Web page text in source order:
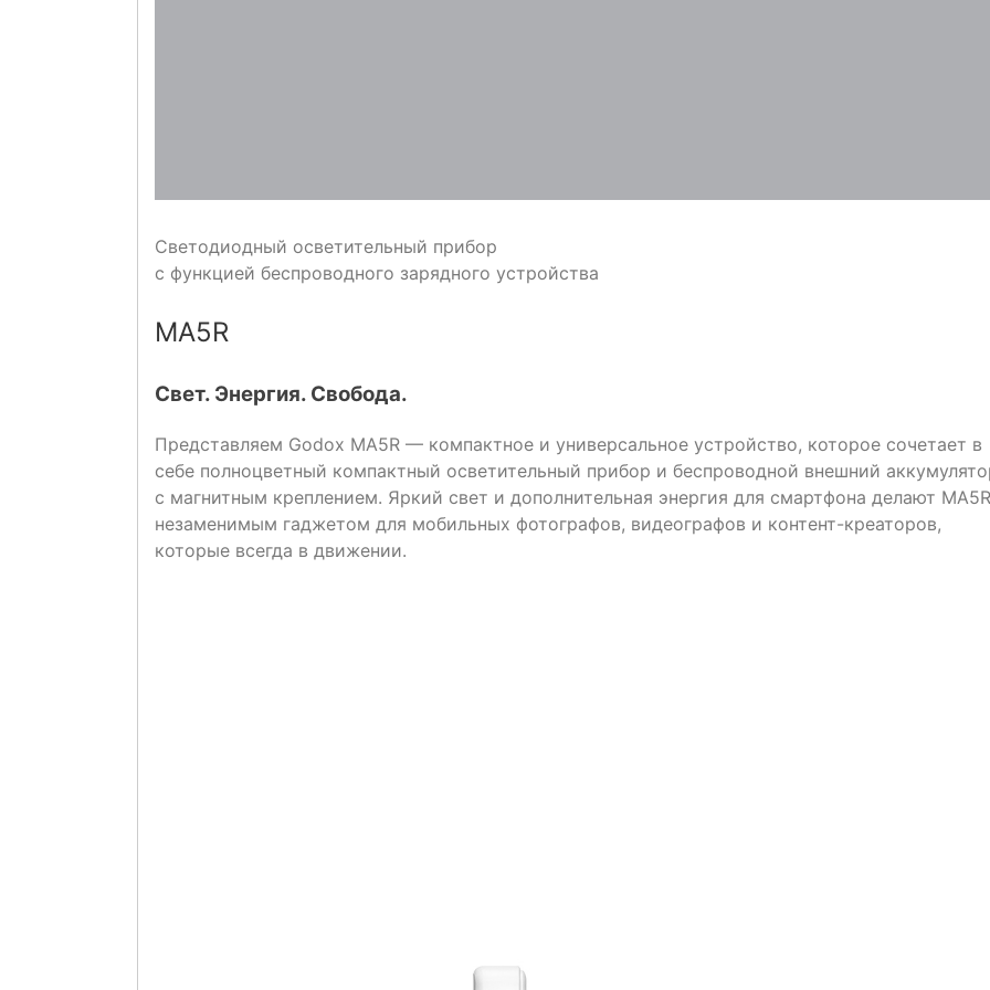
Светодиодный осветительный прибор
с функцией беспроводного зарядного устройства
MA5R
Свет. Энергия. Свобода.
Представляем Godox MA5R — компактное и универсальное устройство, которое сочетает в
себе полноцветный компактный осветительный прибор и беспроводной внешний
с магнитным креплением. Яркий свет и дополнительная энергия для смартфона делают MA5R
незаменимым гаджетом для мобильных фотографов, видеографов и контент-креаторов,
которые всегда в движении.